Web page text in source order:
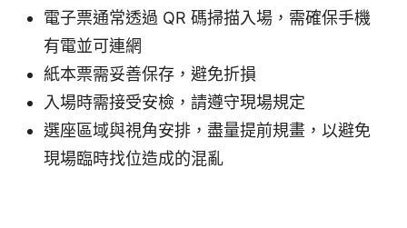
電子票通常透過 QR 碼掃描入場，需確保手機
有電並可連網
紙本票需妥善保存，避免折損
入場時需接受安檢，請遵守現場規定
選座區域與視角安排，盡量提前規畫，以避免
現場臨時找位造成的混亂